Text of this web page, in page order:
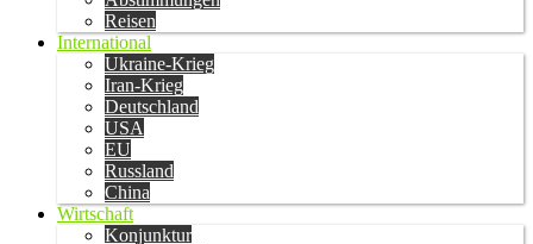
Reisen
International
Ukraine-Krieg
Iran-Krieg
Deutschland
USA
EU
Russland
China
Wirtschaft
Konjunktur